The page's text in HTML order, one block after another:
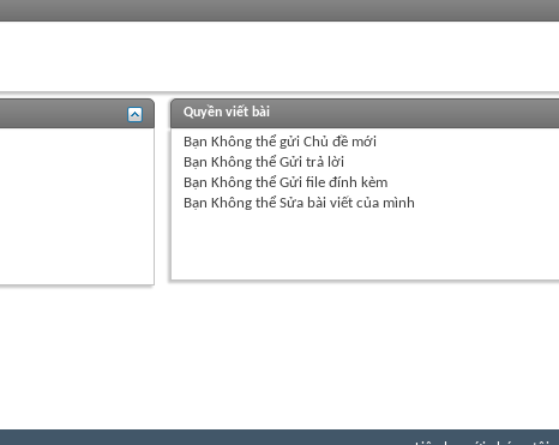
Quyền viết bài
Bạn Không thểgửi Chủ đề mới
Bạn Không thểGửi trả lời
Bạn Không thểGửi file đính kèm
Bạn Không thểSửa bài viết của mình